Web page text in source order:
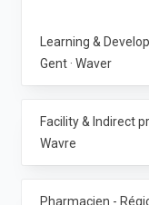
Gent · Waver
Wavre